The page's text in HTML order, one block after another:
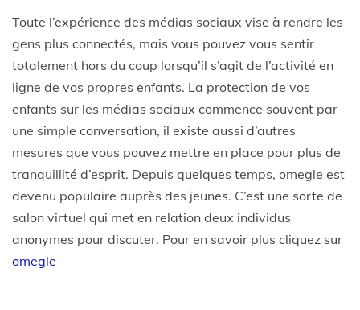
Toute l’expérience des médias sociaux vise à rendre les
gens plus connectés, mais vous pouvez vous sentir
totalement hors du coup lorsqu’il s’agit de l’activité en
ligne de vos propres enfants. La protection de vos
enfants sur les médias sociaux commence souvent par
une simple conversation, il existe aussi d’autres
mesures que vous pouvez mettre en place pour plus de
tranquillité d’esprit. Depuis quelques temps, omegle est
devenu populaire auprès des jeunes. C’est une sorte de
salon virtuel qui met en relation deux individus
anonymes pour discuter. Pour en savoir plus cliquez sur
omegle